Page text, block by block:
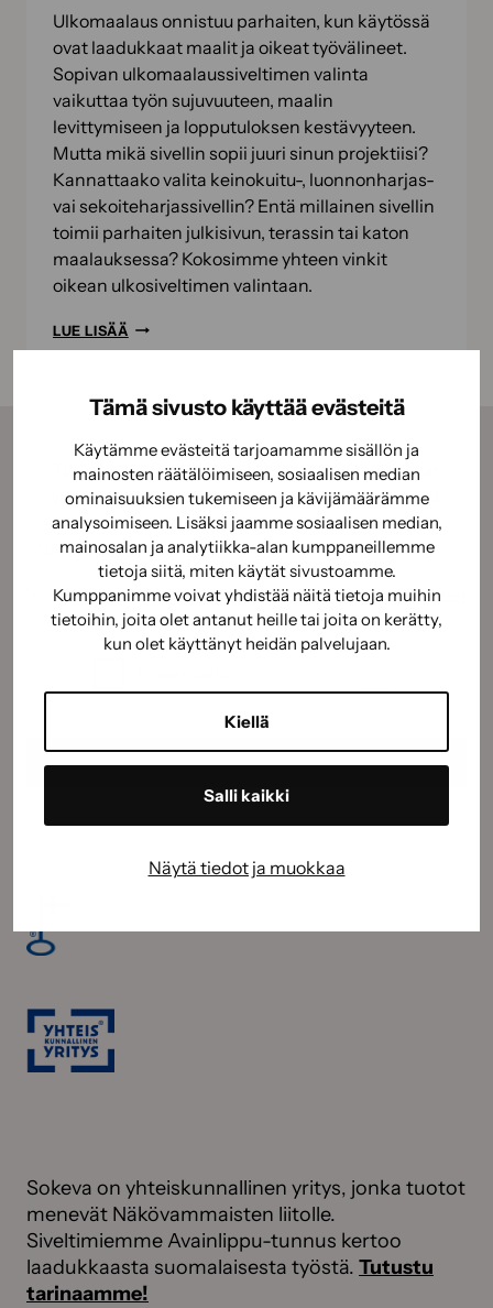
Tämä sivusto käyttää evästeitä
Käytämme evästeitä tarjoamamme sisällön ja
mainosten räätälöimiseen, sosiaalisen median
ominaisuuksien tukemiseen ja kävijämäärämme
analysoimiseen. Lisäksi jaamme sosiaalisen median,
mainosalan ja analytiikka-alan kumppaneillemme
tietoja siitä, miten käytät sivustoamme.
Kumppanimme voivat yhdistää näitä tietoja muihin
tietoihin, joita olet antanut heille tai joita on kerätty,
kun olet käyttänyt heidän palvelujaan.
Kiellä
Salli kaikki
Näytä tiedot ja muokkaa
Ulkomaalaus onnistuu parhaiten, kun käytössä
ovat laadukkaat maalit ja oikeat työvälineet.
Sopivan ulkomaalaussiveltimen valinta
vaikuttaa työn sujuvuuteen, maalin
levittymiseen ja lopputuloksen kestävyyteen.
Mutta mikä sivellin sopii juuri sinun projektiisi?
Kannattaako valita keinokuitu-, luonnonharjas-
vai sekoiteharjassivellin? Entä millainen sivellin
toimii parhaiten julkisivun, terassin tai katon
maalauksessa? Kokosimme yhteen vinkit
oikean ulkosiveltimen valintaan.
LUE LISÄÄ ULKOMAALAUSSIVELTIMEN
VALINTAOPAS
NÄIN
OIKEAN
SIVELTIMEN
MAALAUSKOHTEISIIN
Tilaamalla uutiskirjeemme saat kauden parhaat
vinkit, ohjeet ja tarjoukset suoraan sähköpostiisi.
Sähköposti
(Pakollinen)
Suostumus (Pakollinen)
Hyväksyn tietojeni käyttämisentietosuojaselosteen
mukaisesti. (Pakollinen)
CAPTCHA
Sokeva on yhteiskunnallinen yritys, jonka tuotot
menevät Näkövammaisten liitolle.
Siveltimiemme Avainlippu-tunnus kertoo
laadukkaasta suomalaisesta työstä. Tutustu
tarinaamme!